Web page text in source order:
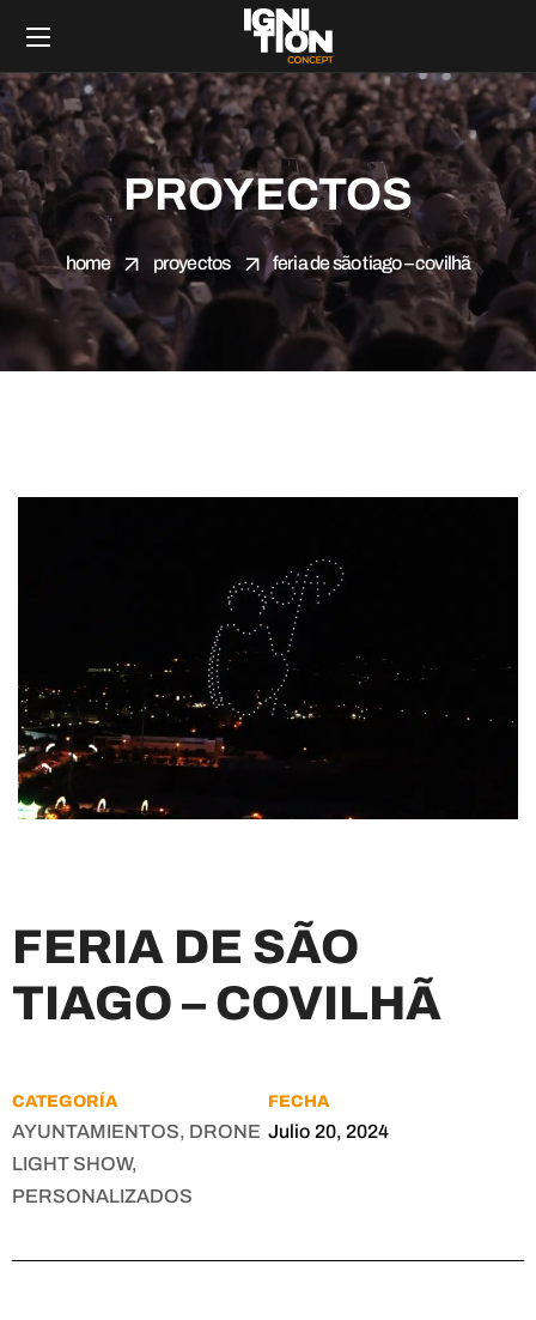
PROYECTOS
home proyectos feria de são tiago – covilhã
FERIA DE SÃO
TIAGO – COVILHÃ
CATEGORÍA
AYUNTAMIENTOS, DRONE
LIGHT SHOW,
PERSONALIZADOS
FECHA
Julio 20, 2024